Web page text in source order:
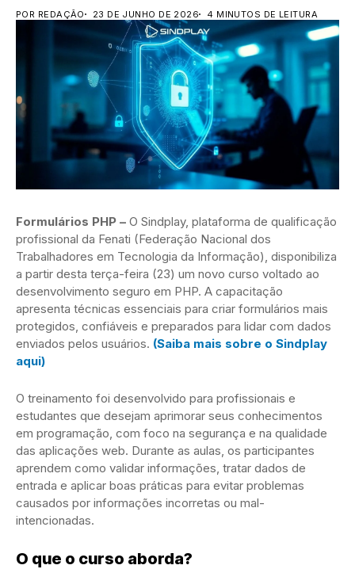
POR REDAÇÃO 23 DE JUNHO DE 2026 4 MINUTOS DE LEITURA
Formulários PHP – O Sindplay, plataforma de qualificação
profissional da Fenati (Federação Nacional dos
Trabalhadores em Tecnologia da Informação), disponibiliza
a partir desta terça-feira (23) um novo curso voltado ao
desenvolvimento seguro em PHP. A capacitação
apresenta técnicas essenciais para criar formulários mais
protegidos, confiáveis e preparados para lidar com dados
enviados pelos usuários. (Saiba mais sobre o Sindplay
aqui)
O treinamento foi desenvolvido para profissionais e
estudantes que desejam aprimorar seus conhecimentos
em programação, com foco na segurança e na qualidade
das aplicações web. Durante as aulas, os participantes
aprendem como validar informações, tratar dados de
entrada e aplicar boas práticas para evitar problemas
causados por informações incorretas ou mal-
intencionadas.
O que o curso aborda?